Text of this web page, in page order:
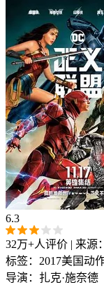
6.3
32万+人评价 | 来源：
标签： 2017美国动
导演： 扎克·施奈德